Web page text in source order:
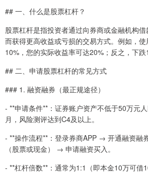
## 一、什么是股票杠杆？
股票杠杆是指投资者通过向券商或金融机构
而获得更高收益或亏损的交易方式。例如，
10%，您的实际收益率可达20%；反之，下跌
## 二、申请股票杠杆的常见方式
### 1. 融资融券（最正规途径）
- **申请条件**：证券账户资产不低于50万元
月，风险测评达到C4及以上。
- **操作流程**：登录券商APP → 开通融资融
（股票或现金） → 申请融资买入。
- **杠杆倍数**：通常为1:1（即本金10万可借